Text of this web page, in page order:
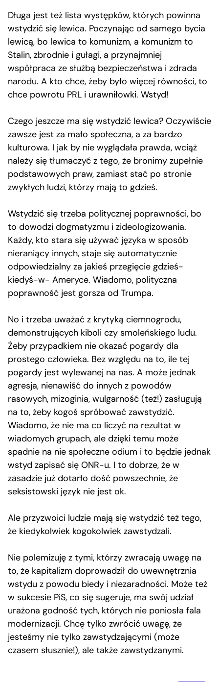
Długa jest też lista występków, których powinna
wstydzić się lewica. Poczynając od samego bycia
lewicą, bo lewica to komunizm, a komunizm to
Stalin, zbrodnie i gułagi, a przynajmniej
współpraca ze służbą bezpieczeństwa i zdrada
narodu. A kto chce, żeby było więcej równości, to
chce powrotu PRL i urawniłowki. Wstyd!
Czego jeszcze ma się wstydzić lewica? Oczywiście
zawsze jest za mało społeczna, a za bardzo
kulturowa. I jak by nie wyglądała prawda, wciąż
należy się tłumaczyć z tego, że bronimy zupełnie
podstawowych praw, zamiast stać po stronie
zwykłych ludzi, którzy mają to gdzieś.
Wstydzić się trzeba politycznej poprawności, bo
to dowodzi dogmatyzmu i zideologizowania.
Każdy, kto stara się używać języka w sposób
nieraniący innych, staje się automatycznie
odpowiedzialny za jakieś przegięcie gdzieś-
kiedyś-w- Ameryce. Wiadomo, polityczna
poprawność jest gorsza od Trumpa.
No i trzeba uważać z krytyką ciemnogrodu,
demonstrujących kiboli czy smoleńskiego ludu.
Żeby przypadkiem nie okazać pogardy dla
prostego człowieka. Bez względu na to, ile tej
pogardy jest wylewanej na nas. A może jednak
agresja, nienawiść do innych z powodów
rasowych, mizoginia, wulgarność (też!) zasługują
na to, żeby kogoś spróbować zawstydzić.
Wiadomo, że nie ma co liczyć na rezultat w
wiadomych grupach, ale dzięki temu może
spadnie na nie społeczne odium i to będzie jednak
wstyd zapisać się ONR-u. I to dobrze, że w
zasadzie już dotarło dość powszechnie, że
seksistowski język nie jest ok.
Ale przyzwoici ludzie mają się wstydzić też tego,
że kiedykolwiek kogokolwiek zawstydzali.
Nie polemizuję z tymi, którzy zwracają uwagę na
to, że kapitalizm doprowadził do uwewnętrznia
wstydu z powodu biedy i niezaradności. Może też
w sukcesie PiS, co się sugeruje, ma swój udział
urażona godność tych, których nie poniosła fala
modernizacji. Chcę tylko zwrócić uwagę, że
jesteśmy nie tylko zawstydzającymi (może
czasem słusznie!), ale także zawstydzanymi.